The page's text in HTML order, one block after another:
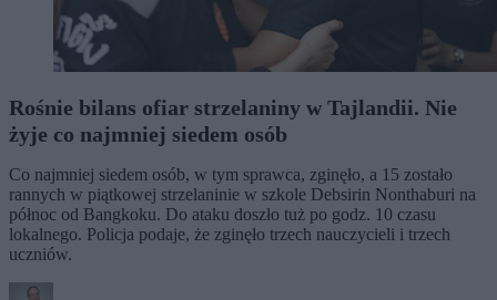
Rośnie bilans ofiar strzelaniny w Tajlandii. Nie
żyje co najmniej siedem osób
Co najmniej siedem osób, w tym sprawca, zginęło, a 15 zostało
rannych w piątkowej strzelaninie w szkole Debsirin Nonthaburi na
północ od Bangkoku. Do ataku doszło tuż po godz. 10 czasu
lokalnego. Policja podaje, że zginęło trzech nauczycieli i trzech
uczniów.